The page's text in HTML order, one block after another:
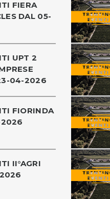
FIERA
DAL 05-
UPT 2
04-2026
FIORINDA
II°AGRI